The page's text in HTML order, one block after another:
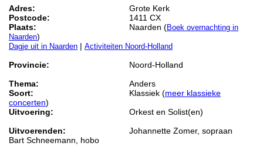
Adres:
Grote Kerk
Postcode:
1411 CX
Plaats:
Naarden (Boek overnachting in
Naarden)
Dagje uit in Naarden | Activiteiten Noord-Holland
Provincie:
Noord-Holland
Thema:
Anders
Soort:
Klassiek (meer klassieke
concerten)
Uitvoering:
Orkest en Solist(en)
Uitvoerenden:
Johannette Zomer, sopraan
Bart Schneemann, hobo